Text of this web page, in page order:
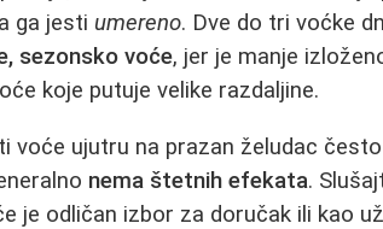
ga jesti umereno. Dve do tri voćke
sezonsko voće, jer je manje
koje putuje velike razdaljine.
voće ujutru na prazan želudac
nema štetnih efekata.
je odličan izbor za doručak ili kao